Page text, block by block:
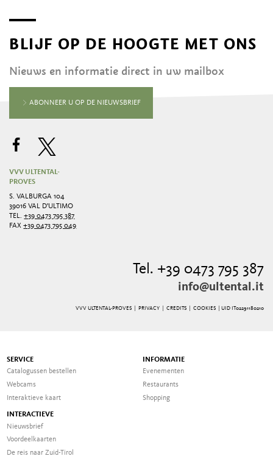
BLIJF OP DE HOOGTE MET ONS
Nieuws en informatie direct in uw mailbox
ABONNEER U OP DE NIEUWSBRIEF
VVV ULTENTAL-
PROVES
S. VALBURGA 104
39016 VAL D'ULTIMO
TEL.+39 0473 795 387
FAX+39 0473 795 049
Tel. +39 0473 795 387
info@ultental.it
VVV ULTENTAL-PROVES | PRIVACY| CREDITS| COOKIES | UID IT02291180210
SERVICE
Catalogussen bestellen
Webcams
Interaktieve kaart
INFORMATIE
Evenementen
Restaurants
Shopping
INTERACTIEVE
Nieuwsbrief
Voordeelkaarten
De reis naar Zuid-Tirol